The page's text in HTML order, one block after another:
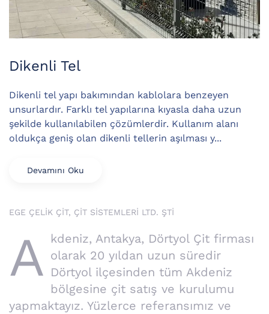
Dikenli Tel
Dikenli tel yapı bakımından kablolara benzeyen
unsurlardır. Farklı tel yapılarına kıyasla daha uzun
şekilde kullanılabilen çözümlerdir. Kullanım alanı
oldukça geniş olan dikenli tellerin aşılması y...
Devamını Oku
EGE ÇELİK ÇİT, ÇİT SİSTEMLERİ LTD. ŞTİ
A kdeniz, Antakya, Dörtyol Çit firması
olarak 20 yıldan uzun süredir
Dörtyol ilçesinden tüm Akdeniz
bölgesine çit satış ve kurulumu
yapmaktayız. Yüzlerce referansımız ve